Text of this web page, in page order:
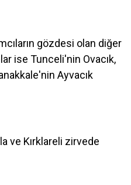
gözdesi olan diğer
ise Tunceli'nin Ovacık,
Ayvacık
ve Kırklareli zirvede